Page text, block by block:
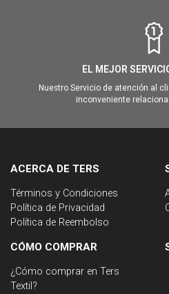
EL MEJOR
Nuestro Servicio de atención al
inconveniente
ACERCA DE TERS
Términos y Condiciones
Política de Privacidad
Política de Reembolso
CÓMO COMPRAR
¿Cómo comprar en Ters
Textil?